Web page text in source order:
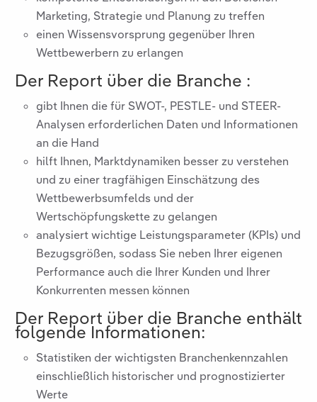
Marketing, Strategie und Planung zu treffen
einen Wissensvorsprung gegenüber Ihren
Wettbewerbern zu erlangen
Der Report über die Branche :
gibt Ihnen die für SWOT-, PESTLE- und STEER-
Analysen erforderlichen Daten und Informationen
an die Hand
hilft Ihnen, Marktdynamiken besser zu verstehen
und zu einer tragfähigen Einschätzung des
Wettbewerbsumfelds und der
Wertschöpfungskette zu gelangen
analysiert wichtige Leistungsparameter (KPIs) und
Bezugsgrößen, sodass Sie neben Ihrer eigenen
Performance auch die Ihrer Kunden und Ihrer
Konkurrenten messen können
Der Report über die Branche enthält
folgende Informationen:
Statistiken der wichtigsten Branchenkennzahlen
einschließlich historischer und prognostizierter
Werte